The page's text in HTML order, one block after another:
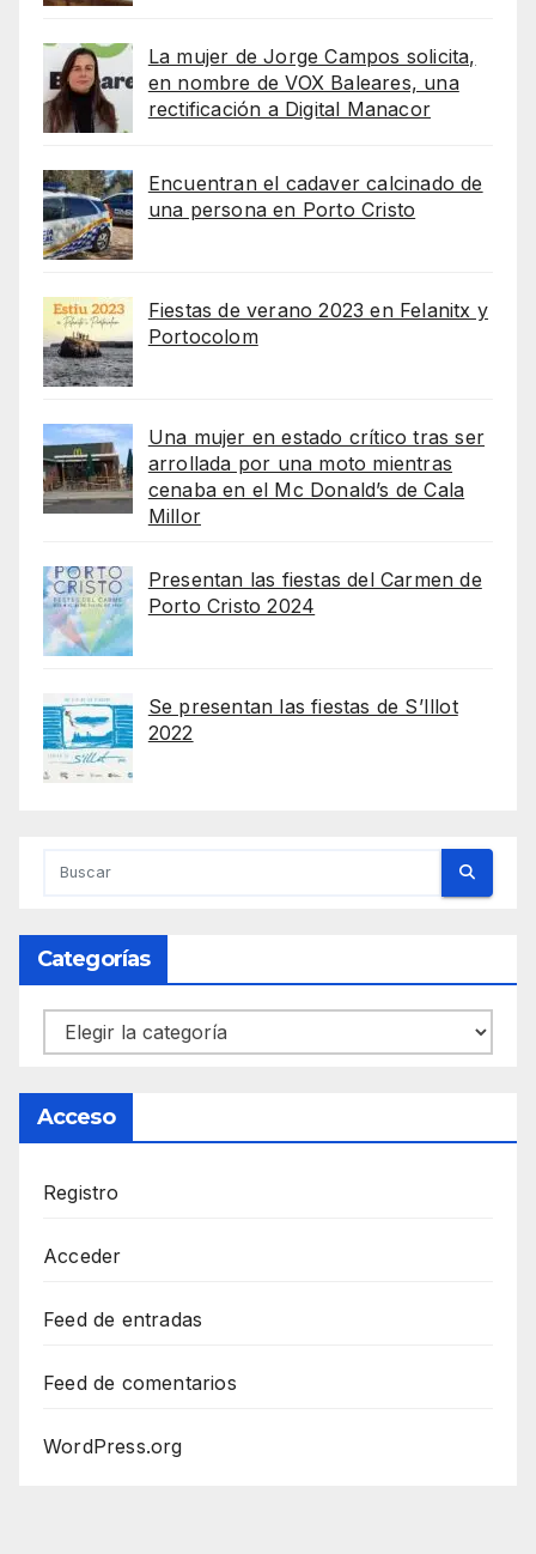
La mujer de Jorge Campos solicita,
en nombre de VOX Baleares, una
rectificación a Digital Manacor
Encuentran el cadaver calcinado de
una persona en Porto Cristo
Fiestas de verano 2023 en Felanitx y
Portocolom
Una mujer en estado crítico tras ser
arrollada por una moto mientras
cenaba en el Mc Donald’s de Cala
Millor
Presentan las fiestas del Carmen de
Porto Cristo 2024
Se presentan las fiestas de S’Illot
2022
Categorías
Categorías
Acceso
Registro
Acceder
Feed de entradas
Feed de comentarios
WordPress.org